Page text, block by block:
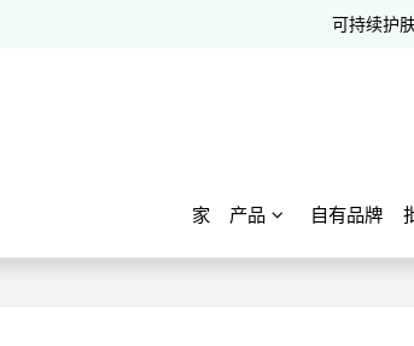
可持续护
家 产品 自有品牌